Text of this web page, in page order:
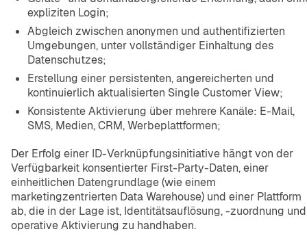
expliziten Login;
Abgleich zwischen anonymen und authentifizierten
Umgebungen, unter vollständiger Einhaltung des
Datenschutzes;
Erstellung einer persistenten, angereicherten und
kontinuierlich aktualisierten Single Customer View;
Konsistente Aktivierung über mehrere Kanäle: E-Mail,
SMS, Medien, CRM, Werbeplattformen;
Der Erfolg einer ID-Verknüpfungsinitiative hängt von der
Verfügbarkeit konsentierter First-Party-Daten, einer
einheitlichen Datengrundlage (wie einem
marketingzentrierten Data Warehouse) und einer Plattform
ab, die in der Lage ist, Identitätsauflösung, -zuordnung und
operative Aktivierung zu handhaben.